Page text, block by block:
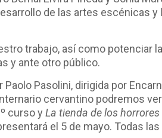
de las artes escénicas
trabajo, así como potenciar
y ante otro público.
Paolo Pasolini, dirigida por
cervantino podremos ver
curso y La tienda de los horrores
el 5 de mayo. Todas las